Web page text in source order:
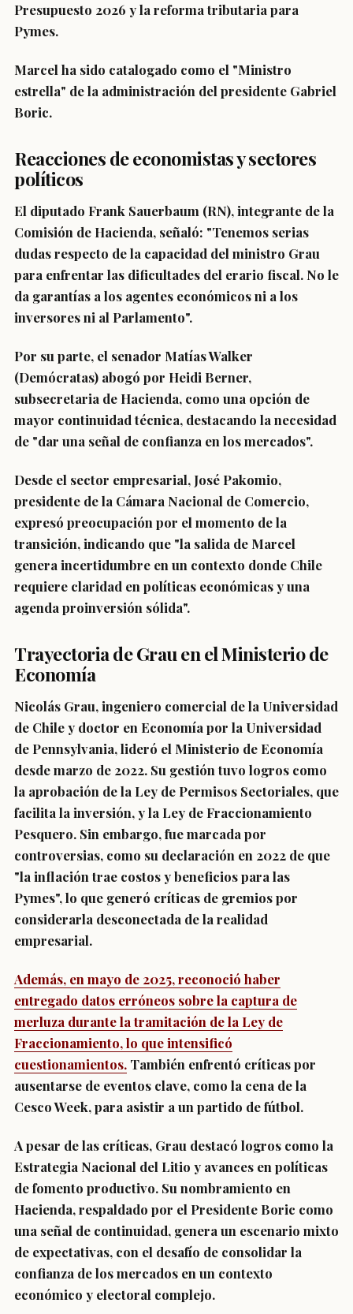
Presupuesto 2026 y la reforma tributaria para
Pymes.
Marcel ha sido catalogado como el "Ministro
estrella" de la administración del presidente Gabriel
Boric.
Reacciones de economistas y sectores
políticos
El diputado Frank Sauerbaum (RN), integrante de la
Comisión de Hacienda, señaló: "Tenemos serias
dudas respecto de la capacidad del ministro Grau
para enfrentar las dificultades del erario fiscal. No le
da garantías a los agentes económicos ni a los
inversores ni al Parlamento".
Por su parte, el senador Matías Walker
(Demócratas) abogó por Heidi Berner,
subsecretaria de Hacienda, como una opción de
mayor continuidad técnica, destacando la necesidad
de "dar una señal de confianza en los mercados".
Desde el sector empresarial, José Pakomio,
presidente de la Cámara Nacional de Comercio,
expresó preocupación por el momento de la
transición, indicando que "la salida de Marcel
genera incertidumbre en un contexto donde Chile
requiere claridad en políticas económicas y una
agenda proinversión sólida".
Trayectoria de Grau en el Ministerio de
Economía
Nicolás Grau, ingeniero comercial de la Universidad
de Chile y doctor en Economía por la Universidad
de Pennsylvania, lideró el Ministerio de Economía
desde marzo de 2022. Su gestión tuvo logros como
la aprobación de la Ley de Permisos Sectoriales, que
facilita la inversión, y la Ley de Fraccionamiento
Pesquero. Sin embargo, fue marcada por
controversias, como su declaración en 2022 de que
"la inflación trae costos y beneficios para las
Pymes", lo que generó críticas de gremios por
considerarla desconectada de la realidad
empresarial.
Además, en mayo de 2025, reconoció haber
entregado datos erróneos sobre la captura de
merluza durante la tramitación de la Ley de
Fraccionamiento, lo que intensificó
cuestionamientos. También enfrentó críticas por
ausentarse de eventos clave, como la cena de la
Cesco Week, para asistir a un partido de fútbol.
A pesar de las críticas, Grau destacó logros como la
Estrategia Nacional del Litio y avances en políticas
de fomento productivo. Su nombramiento en
Hacienda, respaldado por el Presidente Boric como
una señal de continuidad, genera un escenario mixto
de expectativas, con el desafío de consolidar la
confianza de los mercados en un contexto
económico y electoral complejo.